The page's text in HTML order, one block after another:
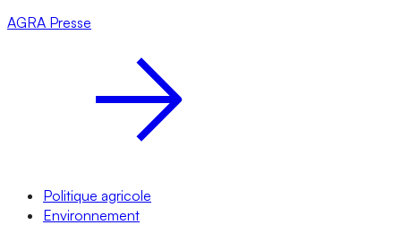
AGRA Presse
Politique agricole
Environnement